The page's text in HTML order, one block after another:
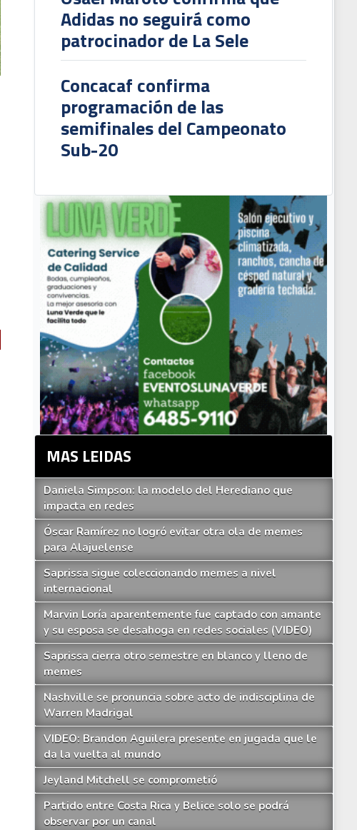
Adidas no seguirá como
patrocinador de La Sele
Concacaf confirma
programación de las
semifinales del Campeonato
Sub-20
MAS LEIDAS
Daniela Simpson: la modelo del Herediano que
impacta en redes
Óscar Ramírez no logró evitar otra ola de memes
para Alajuelense
Saprissa sigue coleccionando memes a nivel
internacional
Marvin Loría aparentemente fue captado con amante
y su esposa se desahoga en redes sociales (VIDEO)
Saprissa cierra otro semestre en blanco y lleno de
memes
Nashville se pronuncia sobre acto de indisciplina de
Warren Madrigal
VIDEO: Brandon Aguilera presente en jugada que le
da la vuelta al mundo
Jeyland Mitchell se comprometió
Partido entre Costa Rica y Belice solo se podrá
observar por un canal